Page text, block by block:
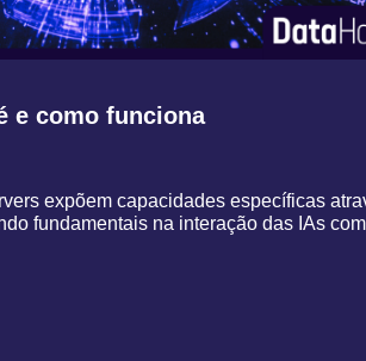
e como funciona
expõem capacidades específicas
fundamentais na interação das IAs